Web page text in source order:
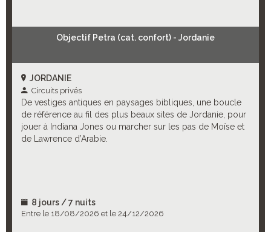
Objectif Petra (cat. confort) - Jordanie
JORDANIE
Circuits privés
De vestiges antiques en paysages bibliques, une boucle
de référence au fil des plus beaux sites de Jordanie, pour
jouer à Indiana Jones ou marcher sur les pas de Moïse et
de Lawrence d’Arabie.
8 jours / 7 nuits
Entre le 18/08/2026 et le 24/12/2026